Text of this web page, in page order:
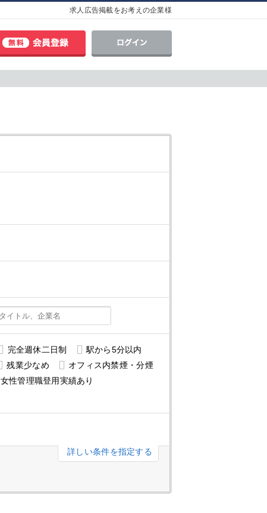
求人広告掲載をお考えの企業様
完全週休二日制
駅から5分以内
残業少なめ
オフィス内禁煙・分煙
女性管理職登用実績あり
詳しい条件を指定する